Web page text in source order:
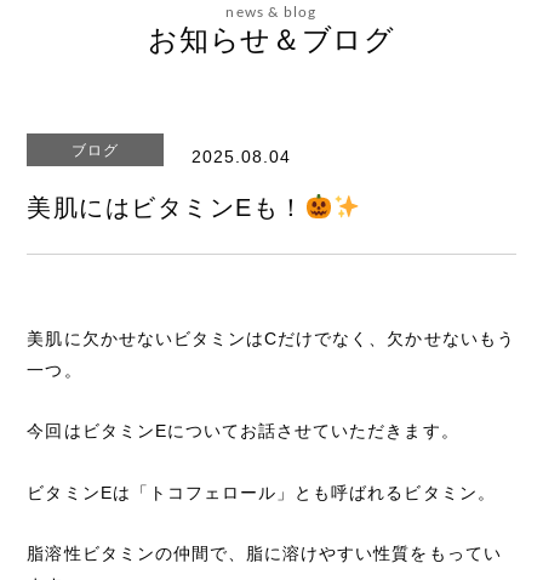
お問い合わせ
news & blog
お知らせ＆ブログ
ブログ 2025.08.04
美肌にはビタミンEも！
美肌に欠かせないビタミンはCだけでなく、欠かせないもう
一つ。
今回はビタミンEについてお話させていただきます。
ビタミンEは「トコフェロール」とも呼ばれるビタミン。
脂溶性ビタミンの仲間で、脂に溶けやすい性質をもってい